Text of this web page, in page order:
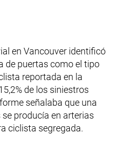
en Vancouver identificó
de puertas como el tipo
reportada en la
de los siniestros
señalaba que una
producía en arterias
ciclista segregada.